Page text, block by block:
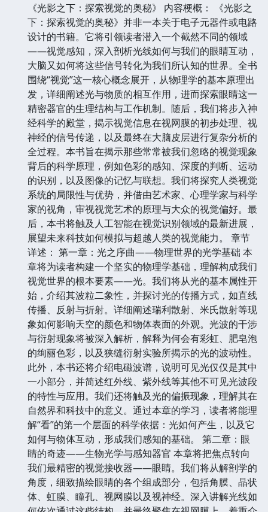
《光影之下：探索视觉的奥秘》 内容梗概： 《光影之
下：探索视觉的奥秘》并非一本关于电子元器件或电路
设计的书籍。它将引领读者潜入一个截然不同的领域
——视觉感知，深入剖析光线如何与我们的眼睛互动，
大脑又如何将这些信号转化为我们所认知的世界。全书
围绕“视觉”这一核心概念展开，从物理学的基本原理出
发，详细阐述光与物质的相互作用，进而探索眼睛这一
精密器官的生理结构与工作机制。随后，我们将步入神
经科学的殿堂，揭示视觉信息在视网膜的初步处理、视
神经的信号传递，以及最终在大脑皮层进行复杂分析的
全过程。本书旨在揭示那些常常被我们忽略的视觉现象
背后的科学原理，例如色彩的感知、深度的判断、运动
的识别，以及图像的记忆与联想。我们将探究人类视觉
系统的局限性与优势，并借由艺术家、心理学家与科学
家的视角，审视视觉艺术的原理与大众的视觉偏好。最
后，本书将触及人工智能在视觉识别领域的最新进展，
展望未来科技如何模拟与超越人类的视觉能力。 章节
详述： 第一章：光之序曲——物理世界的光学基础 本
章将为读者构建一个坚实的物理学基础，理解构成我们
视觉世界的根本要素——光。我们将从光的基本属性开
始，介绍其波粒二象性，并探讨光的传播方式，如直线
传播、反射与折射。详细阐述瑞利散射、米氏散射等现
象如何影响天空的颜色和物体表面的外观。光波的干涉
与衍射现象将被深入解析，解释为何会有彩虹、肥皂泡
的绚丽色彩，以及狭缝衍射实验所揭示的光的波动性。
此外，本书还将介绍电磁波谱，说明可见光仅仅是其中
一小部分，并简述红外线、紫外线等其他不可见光波段
的特性与应用。我们还将触及光的偏振现象，理解其在
自然界和科技中的意义。通过本章的学习，读者将能理
解“看”的第一个层面的科学依据：光如何产生，以及它
如何与物体互动，形成我们感知的基础。 第二章：眼
睛的奇迹——生物光学与感知器官 本章将把焦点转向
我们最精密的视觉接收器——眼睛。我们将从解剖学的
角度，细致描绘眼睛的各个组成部分，包括角膜、晶状
体、虹膜、瞳孔、视网膜以及视神经。深入讲解光线如